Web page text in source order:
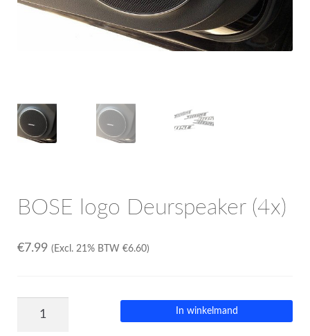
Inloggen / Registreren
BOSE logo Deurspeaker (4x)
€7.99 (Excl. 21% BTW €6.60)
In winkelmand